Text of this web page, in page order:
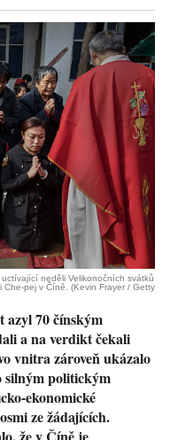
uctívající neděli Velikonočních svátků
pej v Číně. (Kevin Frayer / Getty
azyl 70 čínským
a na verdikt čekali
vnitra zároveň ukázalo
silným politickým
ekonomické
ze žádajících.